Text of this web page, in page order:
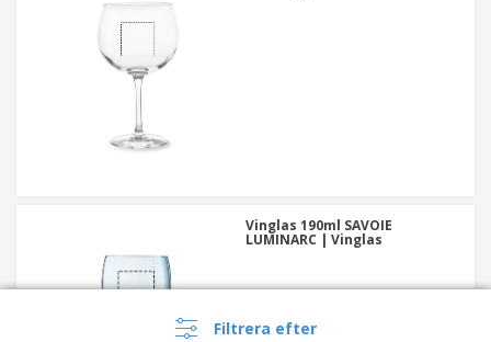
Filtrera efter
Vinglas 190ml SAVOIE
LUMINARC | Vinglas